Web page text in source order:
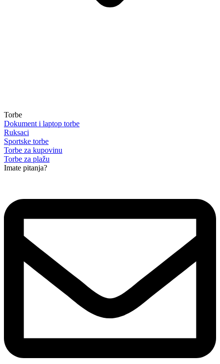
Torbe
Dokument i laptop torbe
Ruksaci
Sportske torbe
Torbe za kupovinu
Torbe za plažu
Imate pitanja?